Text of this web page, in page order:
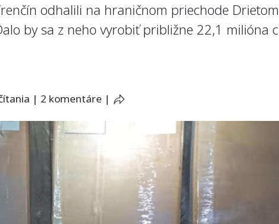
odhalili na hraničnom priechode
by sa z neho vyrobiť približne 22,1
| 2 komentáre |